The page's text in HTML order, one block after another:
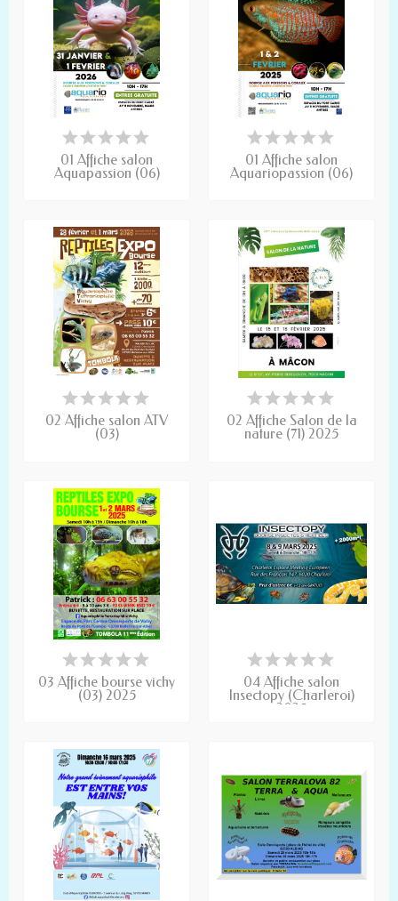
01 Affiche salon
Aquapassion (06)
01 Affiche salon
Aquariopassion (06)
02 Affiche salon ATV
(03)
02 Affiche Salon de la
nature (71) 2025
03 Affiche bourse vichy
(03) 2025
04 Affiche salon
Insectopy (Charleroi)
2025